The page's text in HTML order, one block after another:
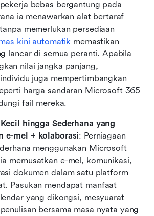
bebas bergantung pada
ia menawarkan alat bertaraf
memerlukan persediaan
kini automatik memastikan
lancar di semua peranti. Apabila
nilai jangka panjang,
juga mempertimbangkan
harga sandaran Microsoft 365
fail mereka.
hingga Sederhana yang
e-mel + kolaborasi: Perniagaan
menggunakan Microsoft
memusatkan e-mel, komunikasi,
dokumen dalam satu platform
Pasukan mendapat manfaat
yang dikongsi, mesyuarat
bersama masa nyata yang